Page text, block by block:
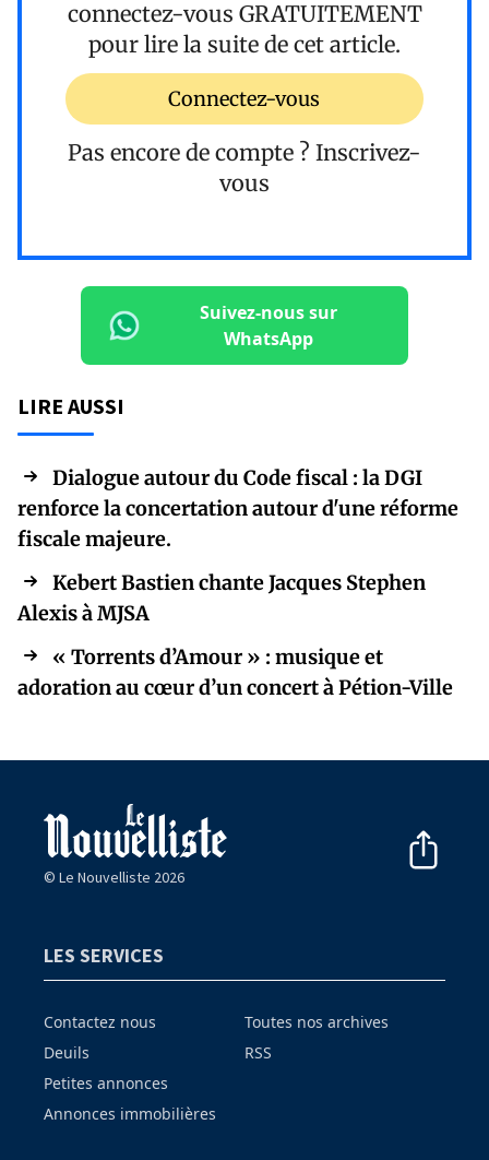
connectez-vous GRATUITEMENT
pour lire la suite de cet article.
Connectez-vous
Pas encore de compte ? Inscrivez-
vous
Suivez-nous sur
WhatsApp
LIRE AUSSI
Dialogue autour du Code fiscal : la DGI
renforce la concertation autour d'une réforme
fiscale majeure.
Kebert Bastien chante Jacques Stephen
Alexis à MJSA
« Torrents d’Amour » : musique et
adoration au cœur d’un concert à Pétion-Ville
© Le Nouvelliste 2026
LES SERVICES
Contactez nous
Deuils
Petites annonces
Annonces immobilières
Toutes nos archives
RSS